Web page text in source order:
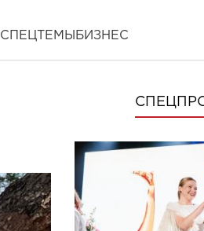
СПЕЦТЕМЫ БИЗНЕС